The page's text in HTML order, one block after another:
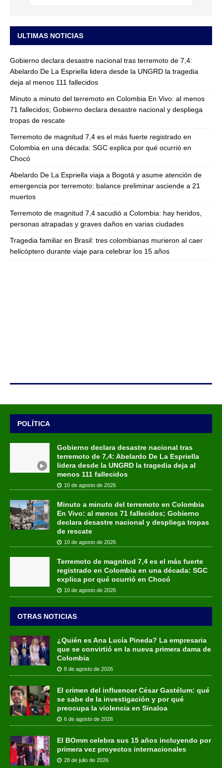
ULTIMAS NOTICIAS
Gobierno declara desastre nacional tras terremoto de 7,4:
Abelardo De La Espriella lidera desde la UNGRD la tragedia
deja al menos 111 fallecidos
Minuto a minuto del terremoto en Colombia En Vivo: al menos
71 fallecidos; Gobierno declara desastre nacional y despliega
tropas de rescate
Terremoto de magnitud 7,4 es el más fuerte registrado en
Colombia en una década: SGC explica por qué ocurrió en
Chocó
Abelardo De La Espriella viaja a Bogotá y asume atención de
emergencia por terremoto: balance preliminar asciende a 21
muertos
Terremoto de magnitud 7,4 sacudió a Colombia: hay heridos,
personas atrapadas y graves daños en varias ciudades
Tragedia familiar en Brasil: tres colombianas murieron al caer
helicóptero durante viaje para celebrar los 15 años
POLÍTICA
Gobierno declara desastre nacional tras
terremoto de 7,4: Abelardo De La Espriella
lidera desde la UNGRD la tragedia deja al
menos 111 fallecidos
10 de agosto de 2026
Minuto a minuto del terremoto en Colombia
En Vivo: al menos 71 fallecidos; Gobierno
declara desastre nacional y despliega tropas
de rescate
10 de agosto de 2026
Terremoto de magnitud 7,4 es el más fuerte
registrado en Colombia en una década: SGC
explica por qué ocurrió en Chocó
10 de agosto de 2026
OTRAS NOTICIAS
¿Quién es Ana Lucía Pineda? La empresaria
que se convirtió en la nueva primera dama de
Colombia
8 de agosto de 2026
El crimen del influencer César Gastélum: qué
se sabe de la investigación y por qué
preocupa la violencia en Sinaloa
6 de agosto de 2026
El BOmm celebra sus 15 años incluyendo por
primera vez proyectos internacionales
28 de julio de 2026